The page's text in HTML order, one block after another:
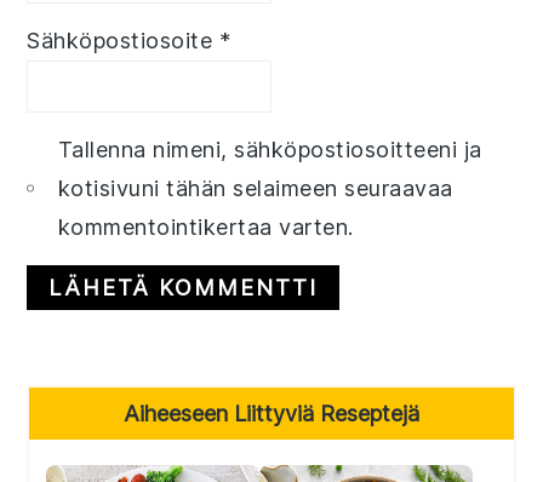
Sähköpostiosoite *
Tallenna nimeni, sähköpostiosoitteeni ja
kotisivuni tähän selaimeen seuraavaa
kommentointikertaa varten.
Primary
Sidebar
Aiheeseen Liittyviä Reseptejä